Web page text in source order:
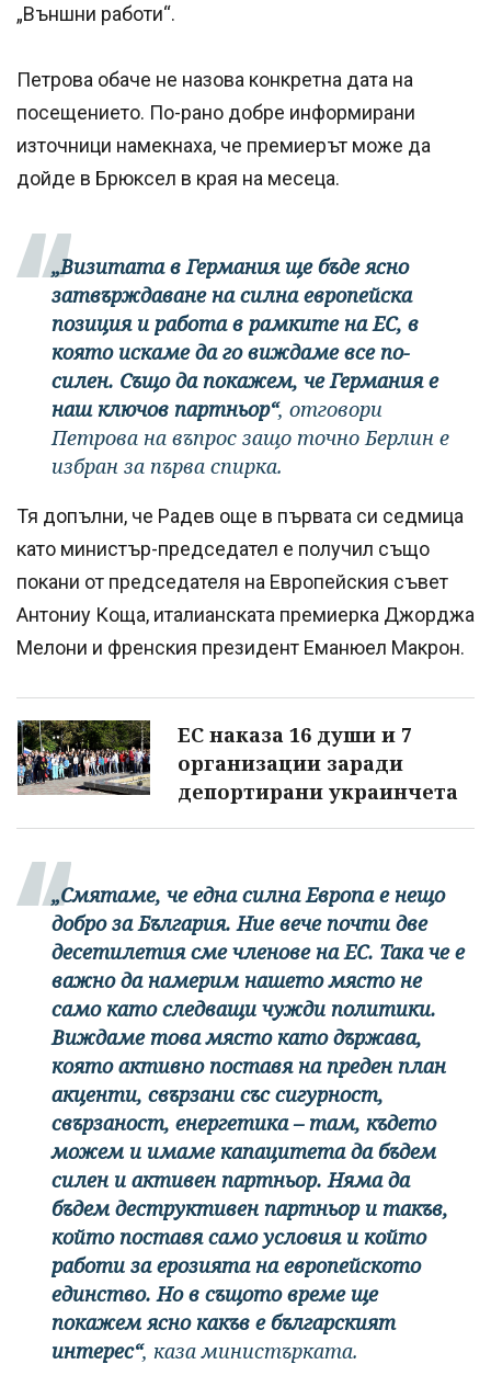
„Външни работи“.
Петрова обаче не назова конкретна дата на
посещението. По-рано добре информирани
източници намекнаха, че премиерът може да
дойде в Брюксел в края на месеца.
„Визитата в Германия ще бъде ясно
затвърждаване на силна европейска
позиция и работа в рамките на ЕС, в
която искаме да го виждаме все по-
силен. Също да покажем, че Германия е
наш ключов партньор“, отговори
Петрова на въпрос защо точно Берлин е
избран за първа спирка.
Тя допълни, че Радев още в първата си седмица
като министър-председател е получил също
покани от председателя на Европейския съвет
Антониу Коща, италианската премиерка Джорджа
Мелони и френския президент Еманюел Макрон.
ЕС наказа 16 души и 7
организации заради
депортирани украинчета
„Смятаме, че една силна Европа е нещо
добро за България. Ние вече почти две
десетилетия сме членове на ЕС. Така че е
важно да намерим нашето място не
само като следващи чужди политики.
Виждаме това място като държава,
която активно поставя на преден план
акценти, свързани със сигурност,
свързаност, енергетика – там, където
можем и имаме капацитета да бъдем
силен и активен партньор. Няма да
бъдем деструктивен партньор и такъв,
който поставя само условия и който
работи за ерозията на европейското
единство. Но в същото време ще
покажем ясно какъв е българският
интерес“, каза министърката.